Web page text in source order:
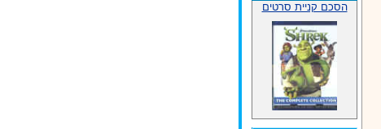
הסכם קניית סרטים